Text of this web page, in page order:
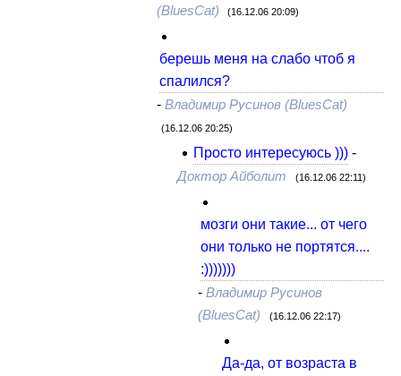
(BluesCat) (16.12.06 20:09)
берешь меня на слабо чтоб я
спалился?
- Владимир Русинов (BluesCat)
(16.12.06 20:25)
Просто интересуюсь )))-
Доктор Айболит (16.12.06 22:11)
мозги они такие... от чего
они только не портятся....
:)))))))
-Владимир Русинов
(BluesCat)
(16.12.06 22:17)
Да-да, от возраста в